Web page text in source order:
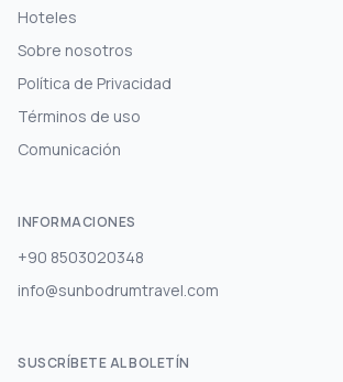
Hoteles
Sobre nosotros
Política de Privacidad
Términos de uso
Comunicación
INFORMACIONES
+90 8503020348
info@sunbodrumtravel.com
SUSCRÍBETE AL BOLETÍN